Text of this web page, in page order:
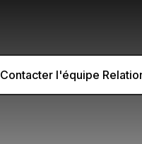
Contacter l'équipe